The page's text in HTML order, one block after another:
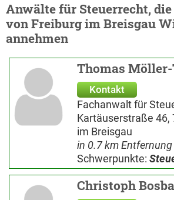
Anwälte für Steuerrecht,
von Freiburg im Breisgau
annehmen
Thomas
Kontakt
Fachanwalt für
Kartäuserstraße 46,
im Breisgau
in 0.7 km Entfernung
Schwerpunkte:
Christoph